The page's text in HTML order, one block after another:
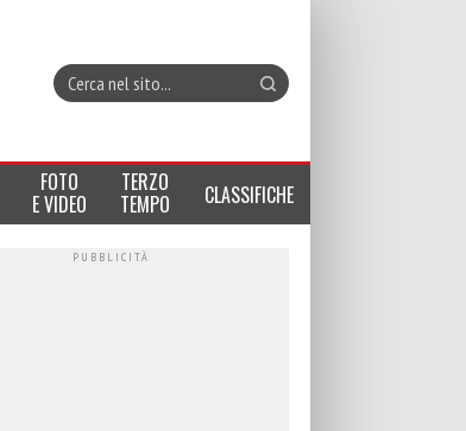
FOTO
E VIDEO
TERZO
TEMPO CLASSIFICHE